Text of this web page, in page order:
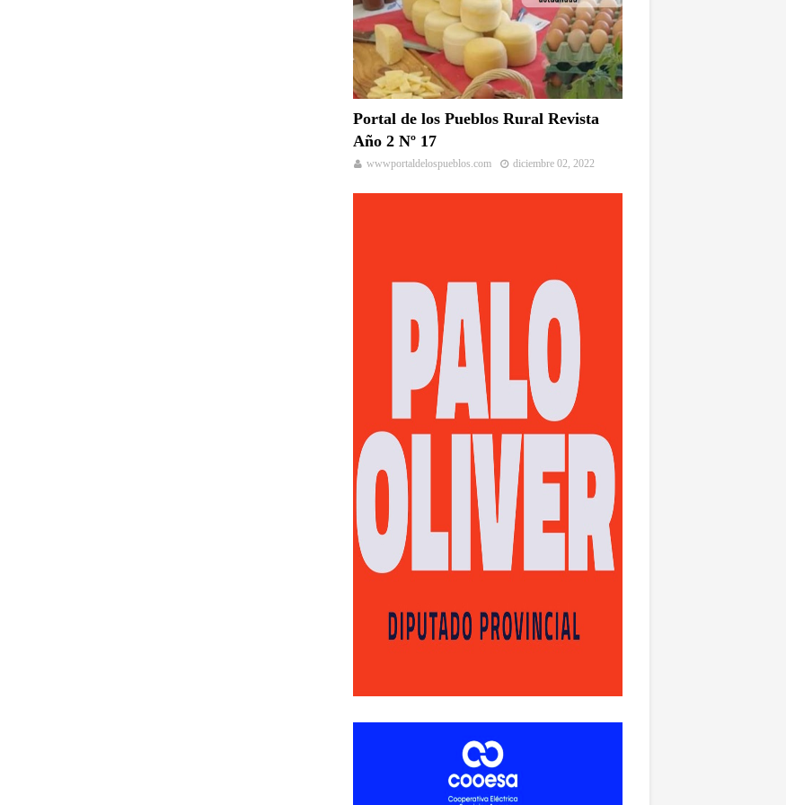
Portal de los Pueblos Rural Revista
Año 2 Nº 17
wwwportaldelospueblos.com diciembre 02, 2022